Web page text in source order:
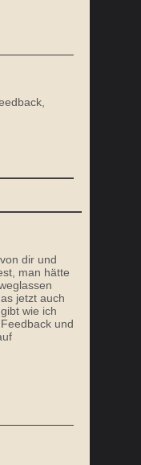
dir und
man hätte
jetzt auch
wie ich
und